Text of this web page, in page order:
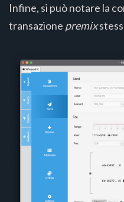
Infine, si può notare la
transazione premix